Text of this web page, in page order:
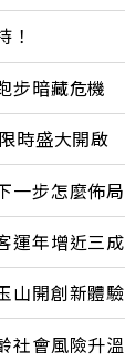
！
步暗藏危機
時盛大開啟
一步怎麼佈局
運年增近三成
山開創新體驗
社會風險升溫